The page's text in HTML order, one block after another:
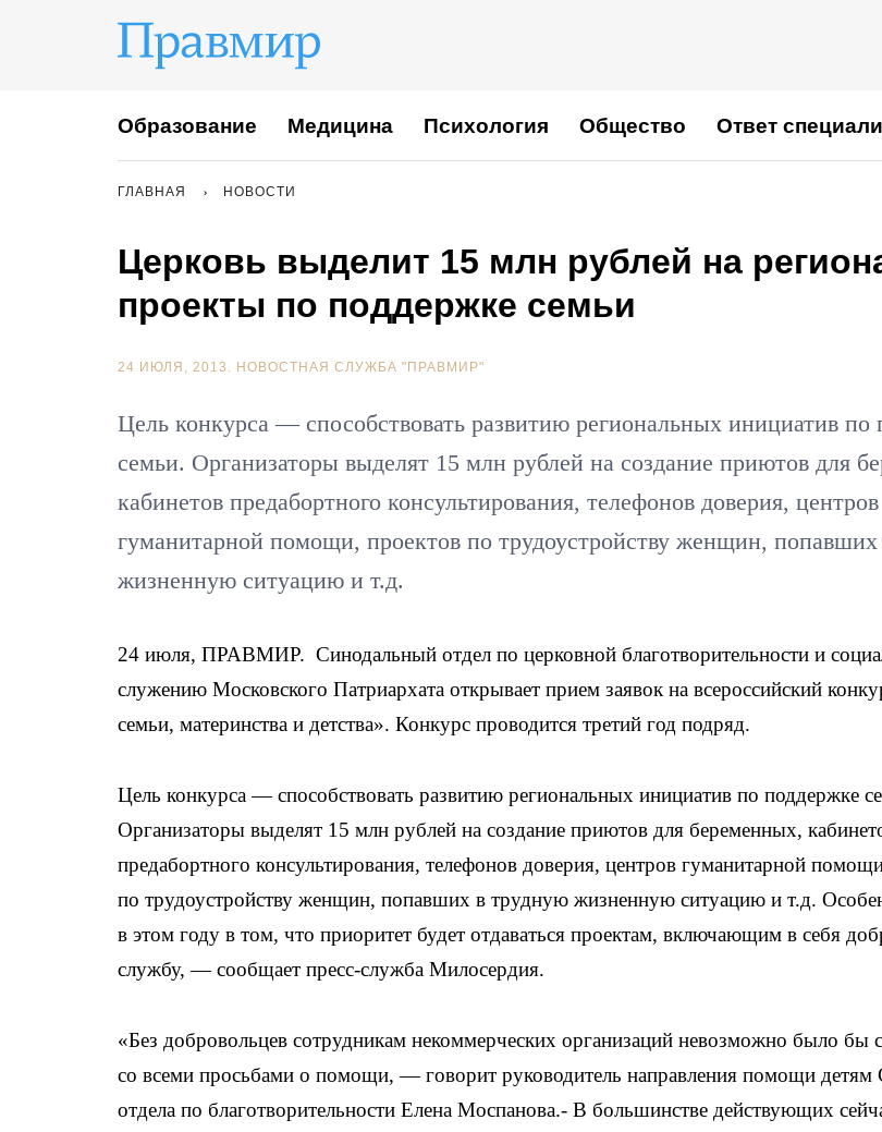
Образование Медицина Психология Общество Ответ
ГЛАВНАЯ НОВОСТИ
Церковь выделит 15 млн рублей на
проекты по поддержке семьи
24 ИЮЛЯ, 2013. НОВОСТНАЯ СЛУЖБА "ПРАВМИР"
Цель конкурса — способствовать развитию региональных инициатив по
семьи. Организаторы выделят 15 млн рублей на создание приютов для
кабинетов предабортного консультирования, телефонов доверия, центров
гуманитарной помощи, проектов по трудоустройству женщин,
жизненную ситуацию и т.д.
24 июля, ПРАВМИР. Синодальный отдел по церковной благотворительности и
служению Московского Патриархата открывает прием заявок на всероссийский
семьи, материнства и детства». Конкурс проводится третий год подряд.
Цель конкурса — способствовать развитию региональных инициатив по поддержке
Организаторы выделят 15 млн рублей на создание приютов для беременных,
предабортного консультирования, телефонов доверия, центров гуманитарной
по трудоустройству женщин, попавших в трудную жизненную ситуацию и т.д.
в этом году в том, что приоритет будет отдаваться проектам, включающим в себя
службу, — сообщает пресс-служба Милосердия.
«Без добровольцев сотрудникам некоммерческих организаций невозможно было бы
со всеми просьбами о помощи, — говорит руководитель направления помощи детям
отдела по благотворительности Елена Моспанова.- В большинстве действующих